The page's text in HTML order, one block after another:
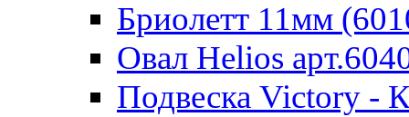
Бриолетт 11мм
Овал Helios
Подвеска Victory -